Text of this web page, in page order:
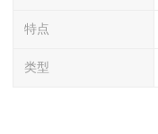
特点
类型